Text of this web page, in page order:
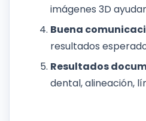
imágenes 3D
Buena
resultados
Resultados
dental, alineación,